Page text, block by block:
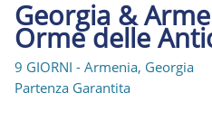
Georgia &
Orme delle
9 GIORNI - Armenia, Georgia
Partenza Garantita